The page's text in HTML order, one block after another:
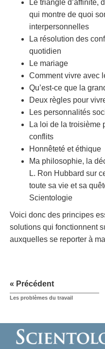
Le triangle d’affinité,
qui montre de quoi
interpersonnelles
La résolution des
quotidien
Le mariage
Comment vivre avec
Qu’est-ce que la
Deux règles pour
Les personnalités
La loi de la troisième
conflits
Honnêteté et éthique
Ma philosophie, la
L. Ron Hubbard sur
toute sa vie et sa
Scientologie
Voici donc des principes
solutions qui fonctionnent
auxquelles se reporter à
« Précédent
Les problèmes du travail